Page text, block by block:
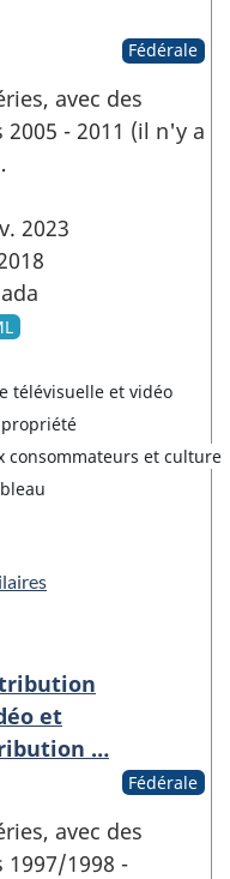
Fédérale
avec des
- 2011 (il n'y a
2023
télévisuelle et vidéo
consommateurs et culture
et
…
Fédérale
avec des
1997/1998 -